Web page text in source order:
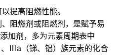
提高阻燃性能。
阻燃剂或阻燃剂，是赋予易
加剂，多为元素周期表中
Ⅲa（锑、铝）族元素的化合